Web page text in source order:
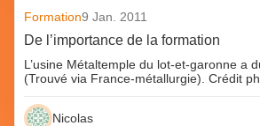
Formation9 Jan. 2011
De l’importance de la formation
L’usine Métaltemple du lot-et-garonne a
(Trouvé via France-métallurgie). Crédit
Nicolas